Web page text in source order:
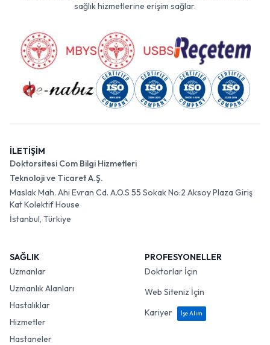
sağlık hizmetlerine erişim sağlar.
İLETİŞİM
Doktorsitesi Com Bilgi Hizmetleri
Teknoloji ve Ticaret A.Ş.
Maslak Mah. Ahi Evran Cd. A.O.S 55 Sokak No:2 Aksoy Plaza Giriş
Kat Kolektif House
İstanbul, Türkiye
SAĞLIK
Uzmanlar
Uzmanlık Alanları
Hastalıklar
Hizmetler
Hastaneler
PROFESYONELLER
Doktorlar İçin
Web Siteniz İçin
Kariyer
İşe Alım